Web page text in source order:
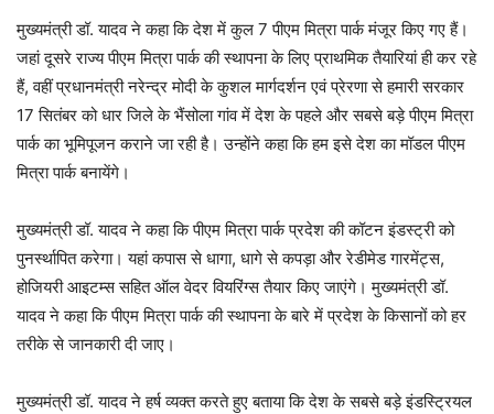
मुख्यमंत्री डॉ. यादव ने कहा कि देश में कुल 7 पीएम मित्रा पार्क मंजूर किए गए हैं।
जहां दूसरे राज्य पीएम मित्रा पार्क की स्थापना के लिए प्राथमिक तैयारियां ही कर रहे
हैं, वहीं प्रधानमंत्री नरेन्द्र मोदी के कुशल मार्गदर्शन एवं प्रेरणा से हमारी सरकार
17 सितंबर को धार जिले के भैंसोला गांव में देश के पहले और सबसे बड़े पीएम मित्रा
पार्क का भूमिपूजन कराने जा रही है। उन्होंने कहा कि हम इसे देश का मॉडल पीएम
मित्रा पार्क बनायेंगे।
मुख्यमंत्री डॉ. यादव ने कहा कि पीएम मित्रा पार्क प्रदेश की कॉटन इंडस्ट्री को
पुनर्स्थापित करेगा। यहां कपास से धागा, धागे से कपड़ा और रेडीमेड गारमेंट्स,
होजियरी आइटम्स सहित ऑल वेदर वियरिंग्स तैयार किए जाएंगे। मुख्यमंत्री डॉ.
यादव ने कहा कि पीएम मित्रा पार्क की स्थापना के बारे में प्रदेश के किसानों को हर
तरीके से जानकारी दी जाए।
मुख्यमंत्री डॉ. यादव ने हर्ष व्यक्त करते हुए बताया कि देश के सबसे बड़े इंडस्ट्रियल